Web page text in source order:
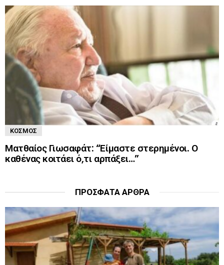
ΚΌΣΜΟΣ
Ματθαίος Γιωσαφάτ: “Είμαστε στερημένοι. Ο
καθένας κοιτάει ό,τι αρπάξει…”
ΠΡΌΣΦΑΤΑ ΆΡΘΡΑ